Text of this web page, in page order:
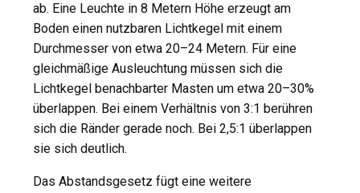
ab. Eine Leuchte in 8 Metern Höhe erzeugt am
Boden einen nutzbaren Lichtkegel mit einem
Durchmesser von etwa 20–24 Metern. Für eine
gleichmäßige Ausleuchtung müssen sich die
Lichtkegel benachbarter Masten um etwa 20–30%
überlappen. Bei einem Verhältnis von 3:1 berühren
sich die Ränder gerade noch. Bei 2,5:1 überlappen
sie sich deutlich.
Das Abstandsgesetz fügt eine weitere